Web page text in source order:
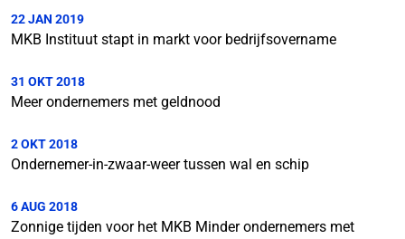
22 JAN 2019
MKB Instituut stapt in markt voor bedrijfsovername
31 OKT 2018
Meer ondernemers met geldnood
2 OKT 2018
Ondernemer-in-zwaar-weer tussen wal en schip
6 AUG 2018
Zonnige tijden voor het MKB Minder ondernemers met